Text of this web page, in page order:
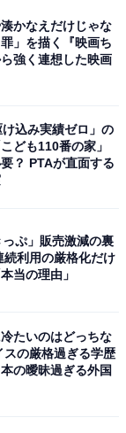
元されること
毎日のお買いも
。編集部員によ
も満載です。
ぎの宿 澤右衛
】
かなえだけじゃな
」を描く『映画ち
強く連想した映画
込み実績ゼロ」の
ども110番の家」
？ PTAが直面する
っぷ」販売激減の裏
続利用の厳格化だけ
当の理由」
冷たいのはどっちな
スの厳格過ぎる学歴
の曖昧過ぎる外国